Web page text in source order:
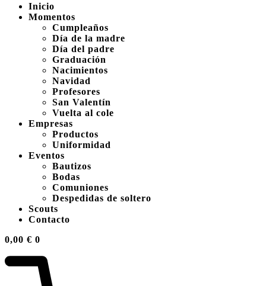
Inicio
Momentos
Cumpleaños
Día de la madre
Día del padre
Graduación
Nacimientos
Navidad
Profesores
San Valentín
Vuelta al cole
Empresas
Productos
Uniformidad
Eventos
Bautizos
Bodas
Comuniones
Despedidas de soltero
Scouts
Contacto
0,00 € 0